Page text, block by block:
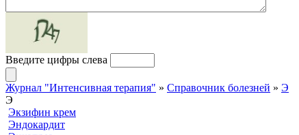
Введите цифры слева
Журнал "Интенсивная терапия" » Справочник болезней » Э
Э
Экзифин крем
Эндокардит